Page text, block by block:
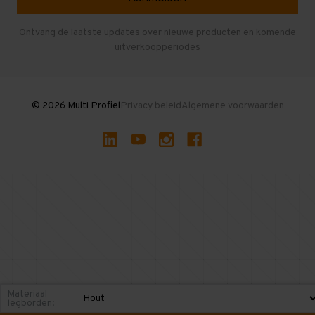
Gebruikte entresolvloeren
Ontvang de laatste updates over nieuwe producten en komende
uitverkoopperiodes
© 2026 Multi ProfielPrivacy beleidAlgemene voorwaarden
Materiaal
legborden: